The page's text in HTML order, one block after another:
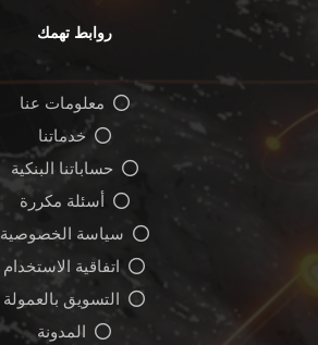
روابط تهمك
معلومات عنا
خدماتنا
حساباتنا البنكية
أسئلة مكررة
سياسة الخصوصية
اتفاقية الاستخدام
التسويق بالعمولة
المدونة